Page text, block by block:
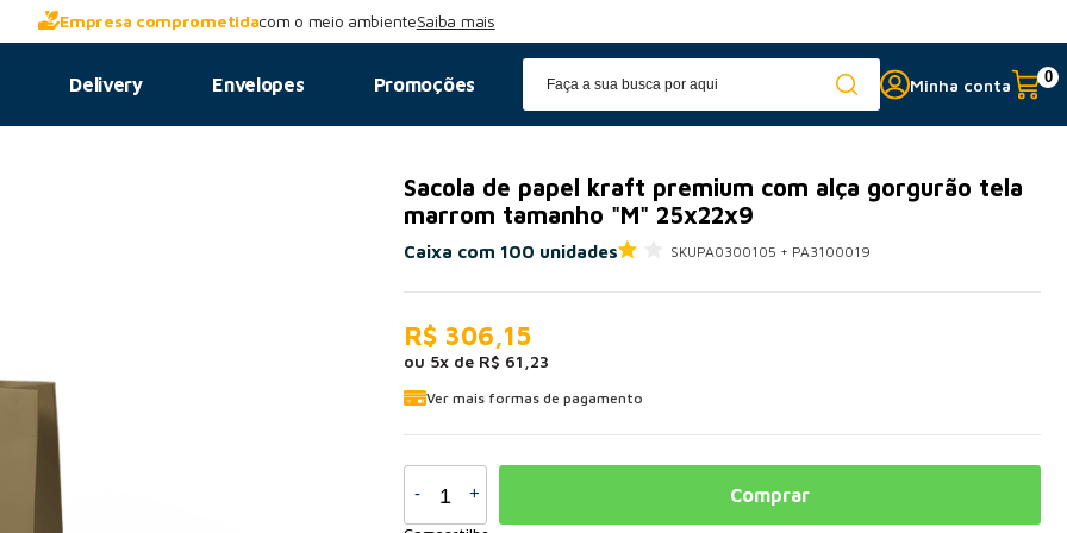
Empresa comprometidacom o meio ambienteSaiba mais
Delivery Envelopes Promoções Minha conta 0
Sacola de papel kraft premium com alça gorgurão tela
marrom tamanho "M" 25x22x9
Caixa com 100 unidades SKUPA0300105 + PA3100019
R$ 306,15
ou 5x de R$ 61,23
Ver mais formas de pagamento
- + Comprar